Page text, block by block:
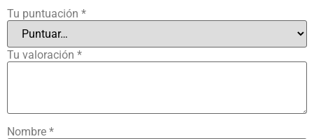
Tu puntuación *
Tu valoración *
Nombre *